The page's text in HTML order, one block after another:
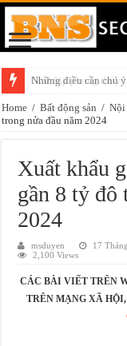
Những điều cần chú
Home / Bất động sản / Nội
trong nửa đầu năm 2024
Xuất khẩu
gần 8 tỷ đô
2024
msduyen 17
2,100 Views
CÁC BÀI VIẾT TRÊN
TRÊN MẠNG XÃ